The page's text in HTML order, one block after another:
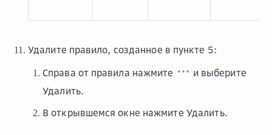
Удалите правило, созданное в пункте 5:
Справа от правила нажмите
и выберите
Удалить.
В открывшемся окне нажмите Удалить.